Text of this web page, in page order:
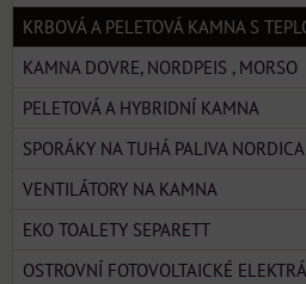
KRBOVÁ A PELETOVÁ KAMNA S
KAMNA DOVRE, NORDPEIS , MORSO
PELETOVÁ A HYBRIDNÍ KAMNA
SPORÁKY NA TUHÁ PALIVA NORDICA
VENTILÁTORY NA KAMNA
EKO TOALETY SEPARETT
OSTROVNÍ FOTOVOLTAICKÉ